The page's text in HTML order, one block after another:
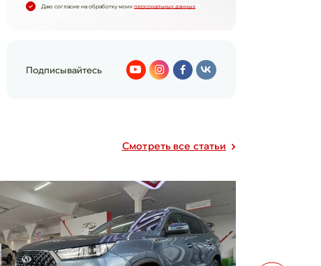
Даю согласие на обработку моих персональных данных
Подписывайтесь
Cмотреть все статьи